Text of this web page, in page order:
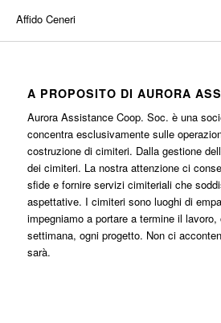
Affido Ceneri
A PROPOSITO DI AURORA
Aurora Assistance Coop. Soc. è una
concentra esclusivamente sulle
costruzione di cimiteri. Dalla gestione
dei cimiteri. La nostra attenzione ci
sfide e fornire servizi cimiteriali che
aspettative. I cimiteri sono luoghi di
impegniamo a portare a termine il lavoro,
settimana, ogni progetto. Non ci
sarà.